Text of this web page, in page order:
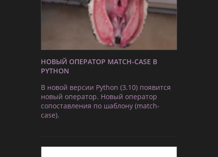
НОВЫЙ ОПЕРАТОР MATCH-CASE В
PYTHON
В новой версии Python (3.10) появится
новый оператор. Новый оператор
сопоставления по шаблону (match-
case).